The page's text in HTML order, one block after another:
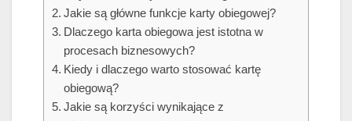
Jakie są główne funkcje karty obiegowej?
Dlaczego karta obiegowa jest istotna w
procesach biznesowych?
Kiedy i dlaczego warto stosować kartę
obiegową?
Jakie są korzyści wynikające z